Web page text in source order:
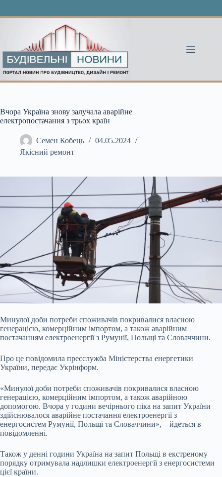
Вчора Україна знову залучала аварійне
електропостачання з трьох країн
Семен Кобець
04.05.2024
Якісний ремонт
Минулої доби потреби споживачів покривалися власною
генерацією, комерційним імпортом, а також аварійним
постачанням електроенергії з Румунії, Польщі та Словаччини.
Про це повідомила пресслужба Міністерства енергетики
України, передає Укрінформ.
«Минулої доби потреби споживачів покривалися власною
генерацією, комерційним імпортом, а також аварійною
допомогою. Вчора у години вечірнього піка на запит України
здійснювалося аварійне постачання електроенергії з
енергосистем Румунії, Польщі та Словаччини», – йдеться в
повідомленні.
Також у денні години Україна на запит Польщі в екстреному
порядку отримувала надлишки електроенергії з енергосистеми
цієї країни.